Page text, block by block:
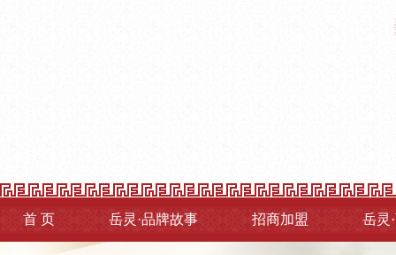
首 页 岳灵·品牌故事 招商加盟 岳灵